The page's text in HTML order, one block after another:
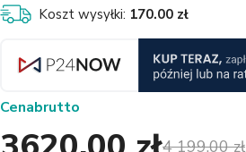
Koszt wysyłki: 170.00 zł
4 199,00 zł
Cenabrutto